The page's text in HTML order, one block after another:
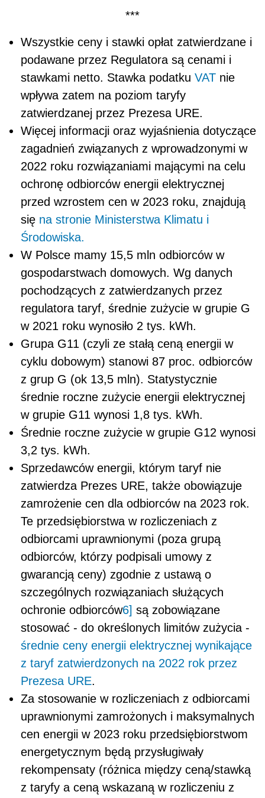
***
Wszystkie ceny i stawki opłat zatwierdzane i
podawane przez Regulatora są cenami i
stawkami netto. Stawka podatku VAT nie
wpływa zatem na poziom taryfy
zatwierdzanej przez Prezesa URE.
Więcej informacji oraz wyjaśnienia dotyczące
zagadnień związanych z wprowadzonymi w
2022 roku rozwiązaniami mającymi na celu
ochronę odbiorców energii elektrycznej
przed wzrostem cen w 2023 roku, znajdują
się na stronie Ministerstwa Klimatu i
Środowiska.
W Polsce mamy 15,5 mln odbiorców w
gospodarstwach domowych. Wg danych
pochodzących z zatwierdzanych przez
regulatora taryf, średnie zużycie w grupie G
w 2021 roku wynosiło 2 tys. kWh.
Grupa G11 (czyli ze stałą ceną energii w
cyklu dobowym) stanowi 87 proc. odbiorców
z grup G (ok 13,5 mln). Statystycznie
średnie roczne zużycie energii elektrycznej
w grupie G11 wynosi 1,8 tys. kWh.
Średnie roczne zużycie w grupie G12 wynosi
3,2 tys. kWh.
Sprzedawców energii, którym taryf nie
zatwierdza Prezes URE, także obowiązuje
zamrożenie cen dla odbiorców na 2023 rok.
Te przedsiębiorstwa w rozliczeniach z
odbiorcami uprawnionymi (poza grupą
odbiorców, którzy podpisali umowy z
gwarancją ceny) zgodnie z ustawą o
szczególnych rozwiązaniach służących
ochronie odbiorców6] są zobowiązane
stosować - do określonych limitów zużycia -
średnie ceny energii elektrycznej wynikające
z taryf zatwierdzonych na 2022 rok przez
Prezesa URE.
Za stosowanie w rozliczeniach z odbiorcami
uprawnionymi zamrożonych i maksymalnych
cen energii w 2023 roku przedsiębiorstwom
energetycznym będą przysługiwały
rekompensaty (różnica między ceną/stawką
z taryfy a ceną wskazaną w rozliczeniu z